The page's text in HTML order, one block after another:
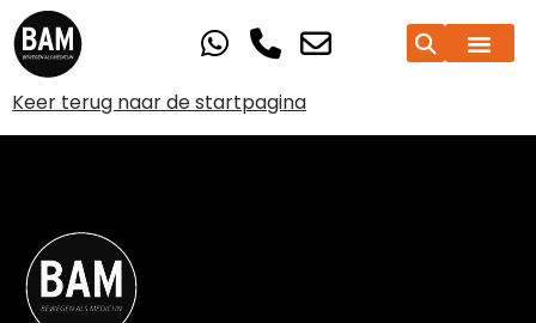
Keer terug naar de startpagina